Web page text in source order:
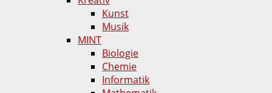
Kunst
Musik
MINT
Biologie
Chemie
Informatik